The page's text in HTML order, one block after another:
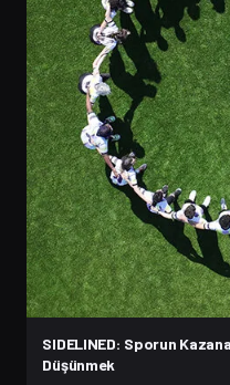
SIDELINED: Sporun
Düşünmek